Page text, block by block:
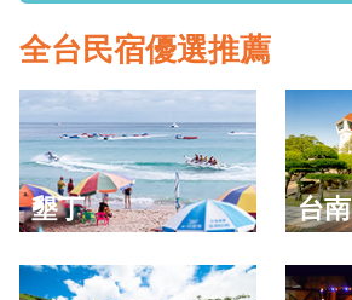
全台民宿優選推薦
墾丁 台南